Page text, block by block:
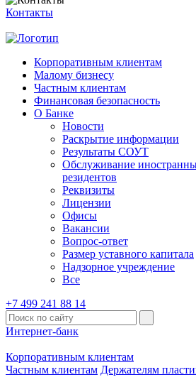
Контакты
Корпоративным клиентам
Малому бизнесу
Частным клиентам
Финансовая безопасность
О Банке
Новости
Раскрытие информации
Результаты СОУТ
Обслуживание
резидентов
Реквизиты
Лицензии
Офисы
Вакансии
Вопрос-ответ
Размер уставного капитала
Надзорное учреждение
Все
+7 499 241 88 14
Интернет-банк
Корпоративным клиентам
Частным клиентам Держателям